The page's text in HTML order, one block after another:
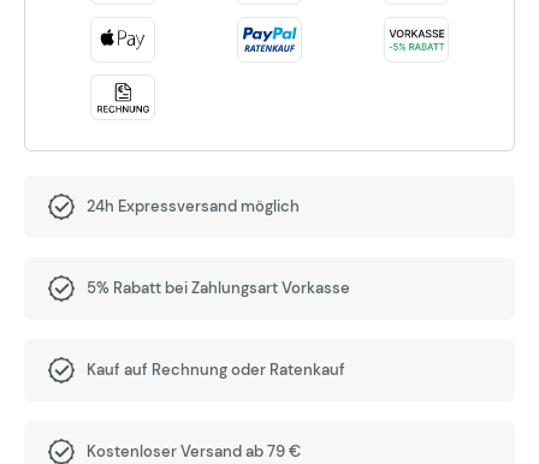
24h Expressversand möglich
5% Rabatt bei Zahlungsart Vorkasse
Kauf auf Rechnung oder Ratenkauf
Kostenloser Versand ab 79 €